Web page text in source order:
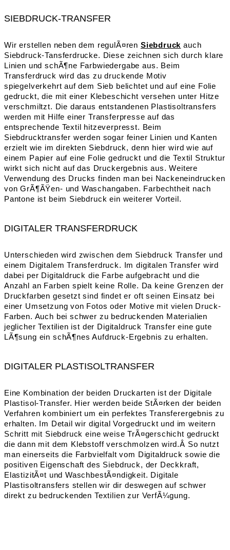
SIEBDRUCK-TRANSFER
Wir erstellen neben dem regulÃ¤ren Siebdruck auch
Siebdruck-Tansferdrucke. Diese zeichnen sich durch klare
Linien und schÃ¶ne Farbwiedergabe aus. Beim
Transferdruck wird das zu druckende Motiv
spiegelverkehrt auf dem Sieb belichtet und auf eine Folie
gedruckt, die mit einer Klebeschicht versehen unter Hitze
verschmiltzt. Die daraus entstandenen Plastisoltransfers
werden mit Hilfe einer Transferpresse auf das
entsprechende Textil hitzeverpresst. Beim
Siebdrucktransfer werden sogar feiner Linien und Kanten
erzielt wie im direkten Siebdruck, denn hier wird wie auf
einem Papier auf eine Folie gedruckt und die Textil Struktur
wirkt sich nicht auf das Druckergebnis aus. Weitere
Verwendung des Drucks finden man bei Nackeneindrucken
von GrÃ¶ÃŸen- und Waschangaben. Farbechtheit nach
Pantone ist beim Siebdruck ein weiterer Vorteil.
DIGITALER TRANSFERDRUCK
Unterschieden wird zwischen dem Siebdruck Transfer und
einem Digitalem Transferdruck. Im digitalen Transfer wird
dabei per Digitaldruck die Farbe aufgebracht und die
Anzahl an Farben spielt keine Rolle. Da keine Grenzen der
Druckfarben gesetzt sind findet er oft seinen Einsatz bei
einer Umsetzung von Fotos oder Motive mit vielen Druck-
Farben. Auch bei schwer zu bedruckenden Materialien
jeglicher Textilien ist der Digitaldruck Transfer eine gute
LÃ¶sung ein schÃ¶nes Aufdruck-Ergebnis zu erhalten.
DIGITALER PLASTISOLTRANSFER
Eine Kombination der beiden Druckarten ist der Digitale
Plastisol-Transfer. Hier werden beide StÃ¤rken der beiden
Verfahren kombiniert um ein perfektes Transferergebnis zu
erhalten. Im Detail wir digital Vorgedruckt und im weitern
Schritt mit Siebdruck eine weise TrÃ¤gerschicht gedruckt
die dann mit dem Klebstoff verschmolzen wird.Â So nutzt
man einerseits die Farbvielfalt vom Digitaldruck sowie die
positiven Eigenschaft des Siebdruck, der Deckkraft,
ElastizitÃ¤t und WaschbestÃ¤ndigkeit. Digitale
Plastisoltransfers stellen wir dir deswegen auf schwer
direkt zu bedruckenden Textilien zur VerfÃ¼gung.